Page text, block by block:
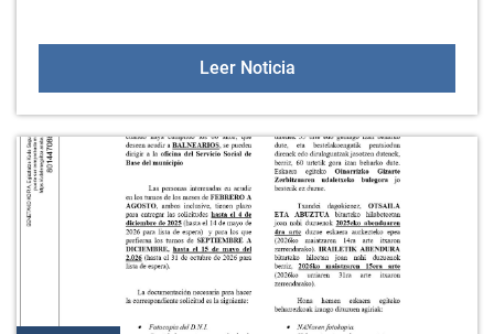
Leer Noticia25 de noviembre, Día